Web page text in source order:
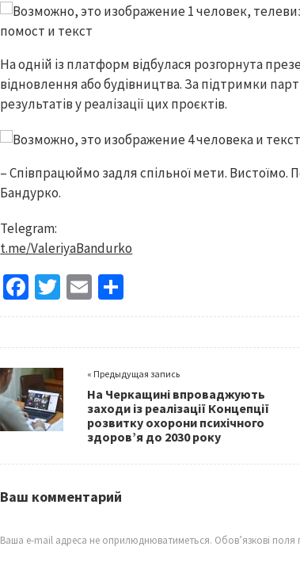
На одній із платформ відбулася розгорнута
відновлення або будівництва. За підтримки
результатів у реалізації цих проєктів.
– Співпрацюймо задля спільної мети.
Бандурко.
Telegram:
t.me/ValeriyaBandurko
Fa
ce
o
o
k
T
wi
er
E
m
l
h
« Предыдущая запись
На Черкащині впроваджують
заходи із реалізації Концепції
розвитку охорони психічного
здоров’я до 2030 року
Ваш комментарий
Ваша e-mail адреса не оприлюднюватиметься. Обов’язкові поля